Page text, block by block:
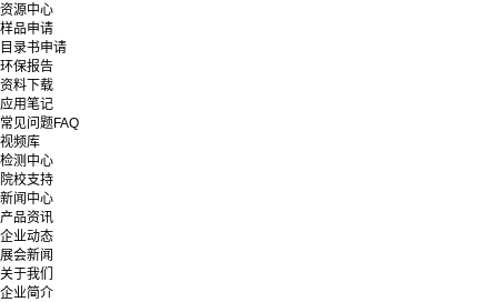
资源中心
样品申请
目录书申请
环保报告
资料下载
应用笔记
常见问题FAQ
视频库
检测中心
院校支持
新闻中心
产品资讯
企业动态
展会新闻
关于我们
企业简介